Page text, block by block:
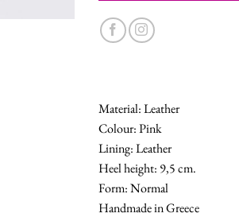
Material: Leather
Colour: Pink
Lining: Leather
Heel height: 9,5 cm.
Form: Normal
Handmade in Greece